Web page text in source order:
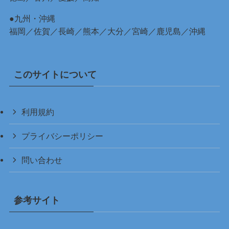
●九州・沖縄
福岡 ／佐賀 ／長崎／熊本 ／大分 ／宮崎／ 鹿児島 ／沖縄
このサイトについて
利用規約
プライバシーポリシー
問い合わせ
参考サイト